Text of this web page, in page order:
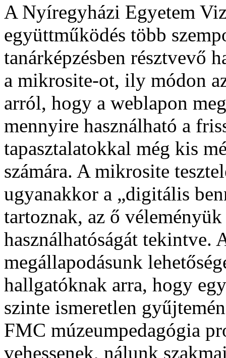
A Nyíregyházi Egyetem
együttműködés több
tanárképzésben résztvevő
a mikrosite-ot, ily módon
arról, hogy a weblapon
mennyire használható a
tapasztalatokkal még kis
számára. A mikrosite
ugyanakkor a „digitális
tartoznak, az ő
használhatóságát tekintve.
megállapodásunk
hallgatóknak arra, hogy
szinte ismeretlen
FMC múzeumpedagógia
vehessenek, nálunk